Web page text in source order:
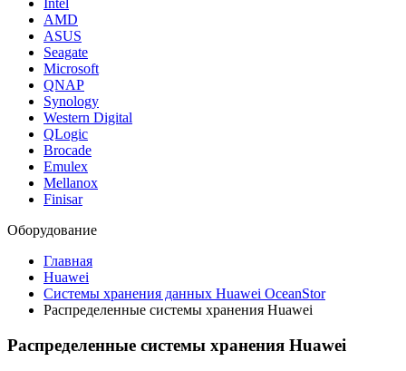
Intel
AMD
ASUS
Seagate
Microsoft
QNAP
Synology
Western Digital
QLogic
Brocade
Emulex
Mellanox
Finisar
Оборудование
Главная
Huawei
Системы хранения данных Huawei OceanStor
Распределенные системы хранения Huawei
Распределенные системы хранения Huawei